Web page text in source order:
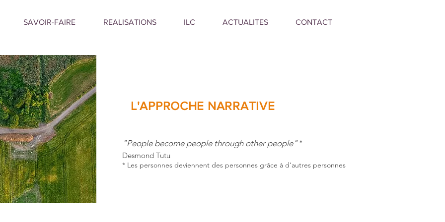
SAVOIR-FAIRE REALISATIONS ILC ACTUALITES CONTACT
L'APPROCHE NARRATIVE
"People become people through other people" *
Desmond Tutu
* Les personnes deviennent des personnes grâce à d’autres personnes